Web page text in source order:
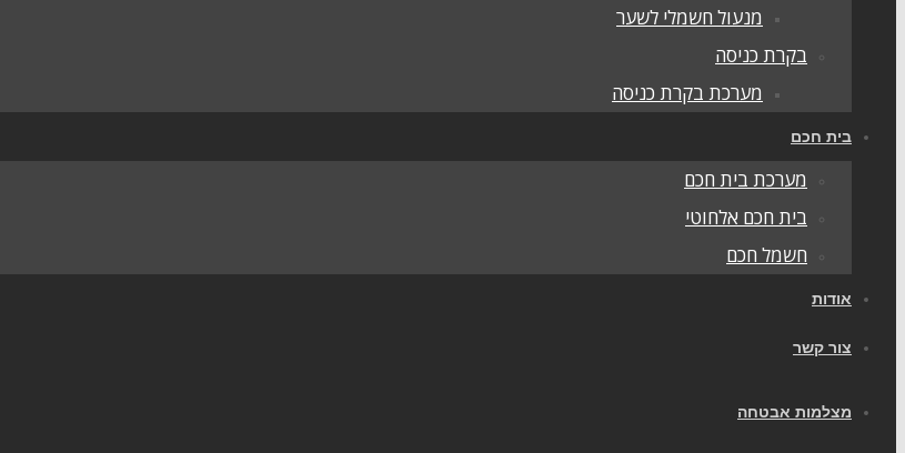
מנעול חשמלי לשער
בקרת כניסה
מערכת בקרת כניסה
בית חכם
מערכת בית חכם
בית חכם אלחוטי
חשמל חכם
אודות
צור קשר
מצלמות אבטחה